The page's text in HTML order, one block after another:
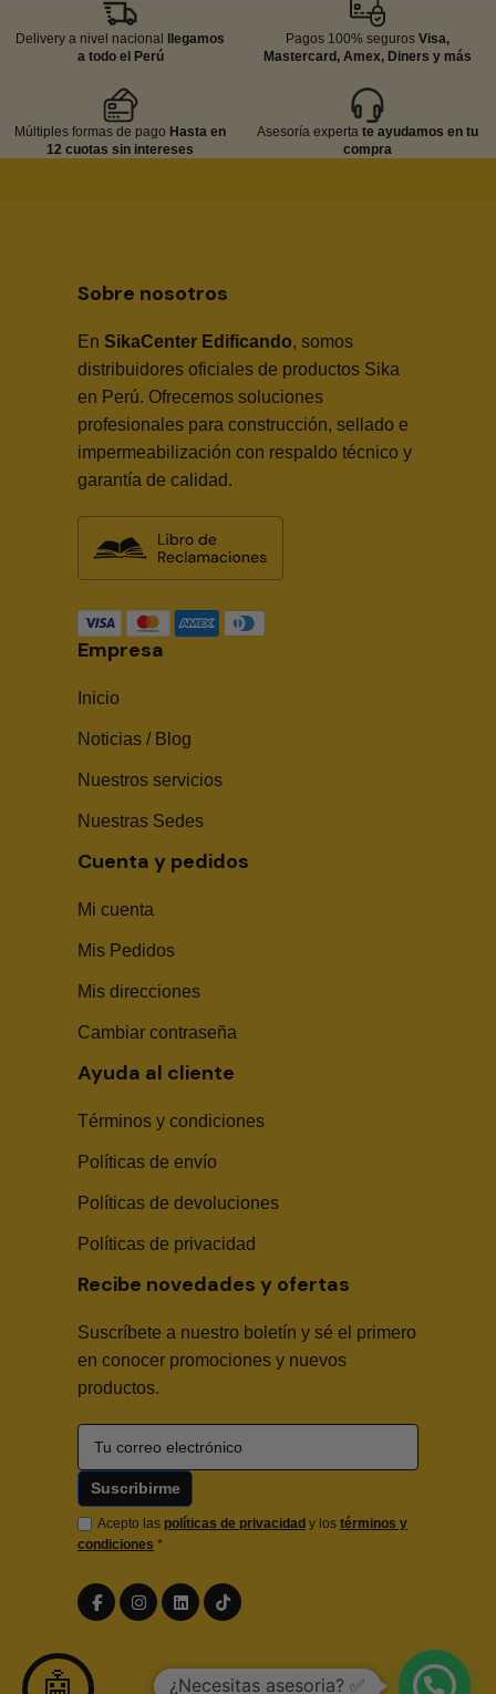
Delivery a nivel nacional llegamos
a todo el Perú
Múltiples formas de pago Hasta en
12 cuotas sin intereses
Pagos 100% seguros Visa,
Mastercard, Amex, Diners y más
Asesoría experta te ayudamos en tu
compra
Sobre nosotros
En SikaCenter Edificando, somos
distribuidores oficiales de productos Sika
en Perú. Ofrecemos soluciones
profesionales para construcción, sellado e
impermeabilización con respaldo técnico y
garantía de calidad.
Empresa
Inicio
Noticias / Blog
Nuestros servicios
Nuestras Sedes
Cuenta y pedidos
Mi cuenta
Mis Pedidos
Mis direcciones
Cambiar contraseña
Ayuda al cliente
Términos y condiciones
Políticas de envío
Políticas de devoluciones
Políticas de privacidad
Recibe novedades y ofertas
Suscríbete a nuestro boletín y sé el primero
en conocer promociones y nuevos
productos.
Acepto las políticas de privacidad y los términos y
condiciones *
Sika Center AI
🤖
¿Necesitas asesoría técnica, fichas en PDF o buscas
algún producto?
¿Necesitas asesoria? ✅